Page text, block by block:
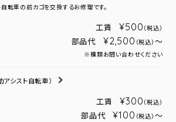
転車の前カゴを交換するお修理です。
工賃 ¥500 （税込）
部品代 ¥2,500 （税込） ～
※種類お問い合わせください
アシスト自転車）
工賃 ¥300 （税込）
部品代 ¥100 （税込） ～